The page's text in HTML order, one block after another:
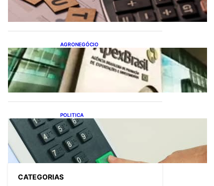
flexibiliza regras da
Reforma Tributária
AGRONEGÓCIO
Outlook Agro Brasil:
planejamento e inovação
pautam debates sobre
futuro do agronegócio
POLITICA
Viracasacas? Em 2022, 259
municípios votaram mais
em Lula no 1º turno e em
Jair no 2º
CATEGORIAS